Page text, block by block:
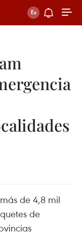
de 4,8 mil
de